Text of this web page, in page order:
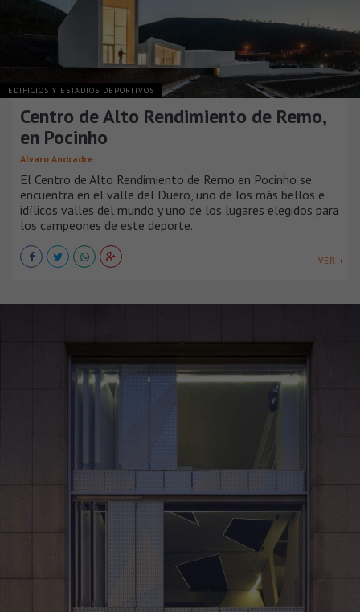
EDIFICIOS Y ESTADIOS DEPORTIVOS
Centro de Alto Rendimiento de Remo,
en Pocinho
Alvaro Andradre
El Centro de Alto Rendimiento de Remo en Pocinho se
encuentra en el valle del Duero, uno de los más bellos e
idílicos valles del mundo y uno de los lugares elegidos para
los campeones de este deporte.
VER +